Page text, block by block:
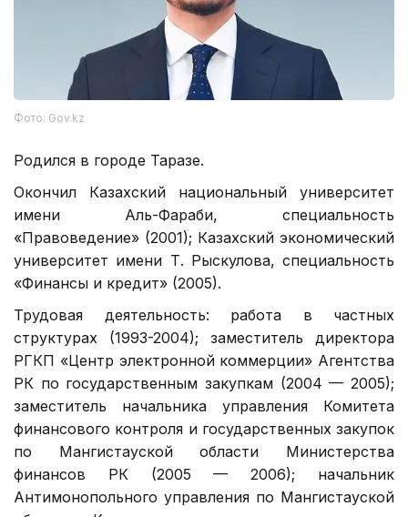
Фото: Gov.kz
Родился в городе Таразе.
Окончил Казахский национальный университет
имени Аль-Фараби, специальность
«Правоведение» (2001); Казахский экономический
университет имени Т. Рыскулова, специальность
«Финансы и кредит» (2005).
Трудовая деятельность: работа в частных
структурах (1993-2004); заместитель директора
РГКП «Центр электронной коммерции» Агентства
РК по государственным закупкам (2004 — 2005);
заместитель начальника управления Комитета
финансового контроля и государственных закупок
по Мангистауской области Министерства
финансов РК (2005 — 2006); начальник
Антимонопольного управления по Мангистауской